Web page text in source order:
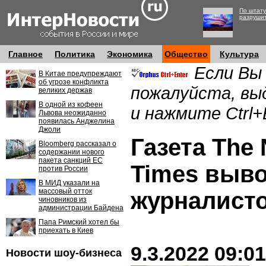
По
Главное Политика Экономика Общество Культура
В Китае предупреждают
об угрозе конфликта
великих держав
В одной из кофеен
Львова неожиданно
появилась Анджелина
Джоли
Bloomberg рассказал о
содержании нового
пакета санкций ЕС
против России
В МИД указали на
массовый отток
чиновников из
администрации Байдена
Папа Римский хотел бы
приехать в Киев
Новости шоу-бизнеса
Если Вы
пожалуйста,
и нажмите
Газета The
Times
9.3.2022 09:01